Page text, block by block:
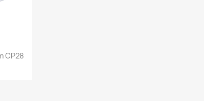
CP28